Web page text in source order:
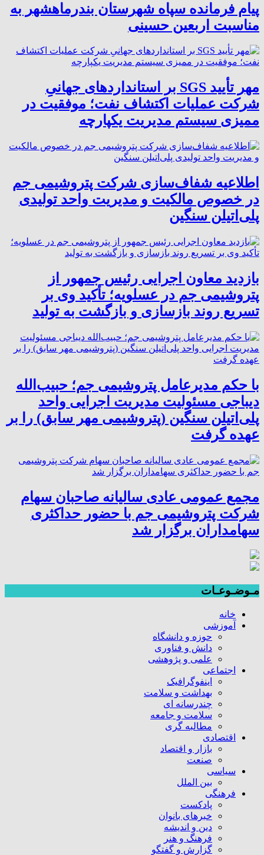
پیام فرمانده سپاه شهرستان بندرماهشهر به
مناسبت اربعین حسینی
مهر تأیید SGS بر استانداردهای جهانیِ
شرکت عملیات اکتشاف نفت؛ موفقیت در
ممیزی سیستم مدیریت یکپارچه
اطلاعیه شفاف‌سازی شرکت پتروشیمی جم
در خصوص مالکیت و مدیریت واحد تولیدی
پلی‌اتیلن سنگین
بازدید معاون اجرایی رئیس جمهور از
پتروشیمی جم در عسلویه؛ تأکید وی بر
تسریع روند بازسازی و بازگشت به تولید
با حکم مدیرعامل پتروشیمی جم؛ حبیب‌الله
دیباجی مسئولیت مدیریت اجرایی واحد
پلی‌اتیلن سنگین (پتروشیمی مهر سابق) را بر
عهده گرفت
مجمع عمومی عادی سالیانه صاحبان سهام
شرکت پتروشیمی جم با حضور حداکثری
سهامداران برگزار شد
مـوضـوعـات
خانه
آموزشی
حوزه و دانشگاه
دانش و فناوری
علمی و پژوهشی
اجتماعی
اینفوگرافیک
بهداشت و سلامت
چندرسانه ای
سلامت و جامعه
مطالبه گری
اقتصادی
بازار و اقتصاد
صنعت
سیاسی
بین الملل
فرهنگی
پادکست
خبرهای بانوان
دین و اندیشه
فرهنگ و هنر
گزارش و گفتگو